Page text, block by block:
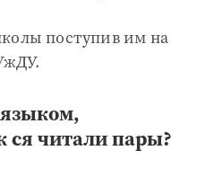
поступив им на
ся читали пары?